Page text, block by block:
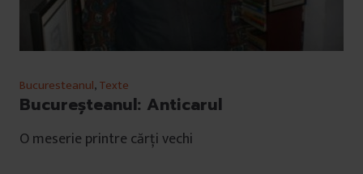
Bucuresteanul,Texte
Bucureșteanul: Anticarul
O meserie printre cărți vechi